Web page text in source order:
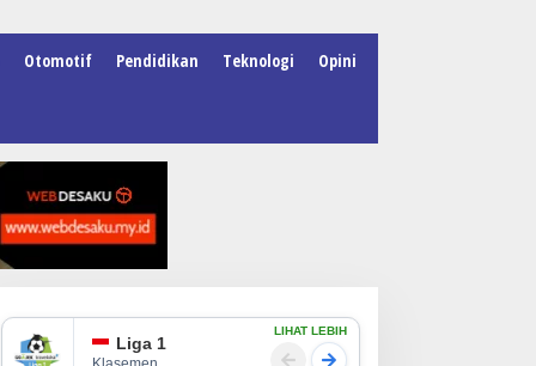
Otomotif Pendidikan Teknologi Opini
Liga 1
LIHAT LEBIH